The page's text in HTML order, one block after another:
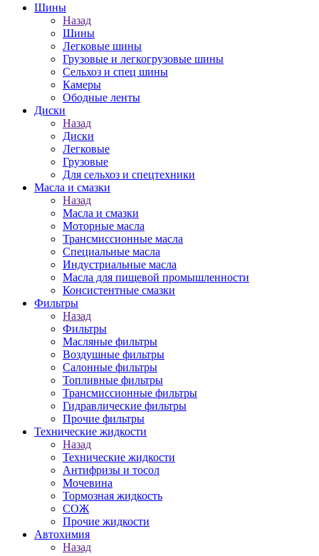
Шины
Назад
Шины
Легковые шины
Грузовые и легкогрузовые шины
Сельхоз и спец шины
Камеры
Ободные ленты
Диски
Назад
Диски
Легковые
Грузовые
Для сельхоз и спецтехники
Масла и смазки
Назад
Масла и смазки
Моторные масла
Трансмиссионные масла
Специальные масла
Индустриальные масла
Масла для пищевой промышленности
Консистентные смазки
Фильтры
Назад
Фильтры
Масляные фильтры
Воздушные фильтры
Салонные фильтры
Топливные фильтры
Трансмиссионные фильтры
Гидравлические фильтры
Прочие фильтры
Технические жидкости
Назад
Технические жидкости
Антифризы и тосол
Мочевина
Тормозная жидкость
СОЖ
Прочие жидкости
Автохимия
Назад